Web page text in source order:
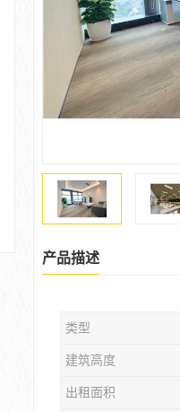
产品描述
类型
建筑高度
出租面积